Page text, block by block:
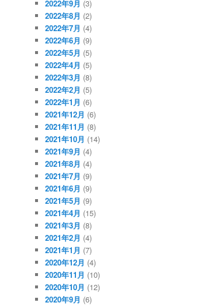
2022年9月 (3)
2022年8月 (2)
2022年7月 (4)
2022年6月 (9)
2022年5月 (5)
2022年4月 (5)
2022年3月 (8)
2022年2月 (5)
2022年1月 (6)
2021年12月 (6)
2021年11月 (8)
2021年10月 (14)
2021年9月 (4)
2021年8月 (4)
2021年7月 (9)
2021年6月 (9)
2021年5月 (9)
2021年4月 (15)
2021年3月 (8)
2021年2月 (4)
2021年1月 (7)
2020年12月 (4)
2020年11月 (10)
2020年10月 (12)
2020年9月 (6)